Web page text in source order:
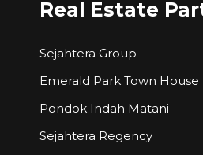
Real Estate
Sejahtera Group
Emerald Park Town House
Pondok Indah Matani
Sejahtera Regency